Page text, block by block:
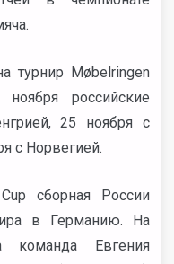
турнир Møbelringen
российские
25 ноября с
с Норвегией.
сборная России
в Германию. На
команда Евгения